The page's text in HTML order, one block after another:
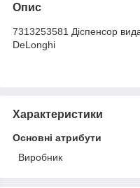
Опис
7313253581 Діспенсор
DeLonghi
Характеристики
Основні атрибути
Виробник